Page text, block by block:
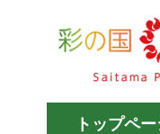
彩の国 埼玉県
トップペ